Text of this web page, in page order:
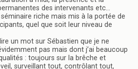
des intervenants etc…
riche mais mis à la portée de
quel que soit leur niveau de
un mot sur Sébastien que je ne
pas mais dont j’ai beaucoup
: toujours sur la brêche et
surveillant tout, contrôlant tout,